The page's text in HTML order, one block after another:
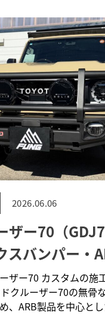
2026.06.06
ザー70（
スバンパー・
サイドオーニ
ザー70 カスタムの施
クルーザー70の無骨
、ARB製品を中心と